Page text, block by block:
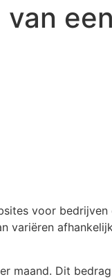
een
voor bedrijven
variëren
maand. Dit